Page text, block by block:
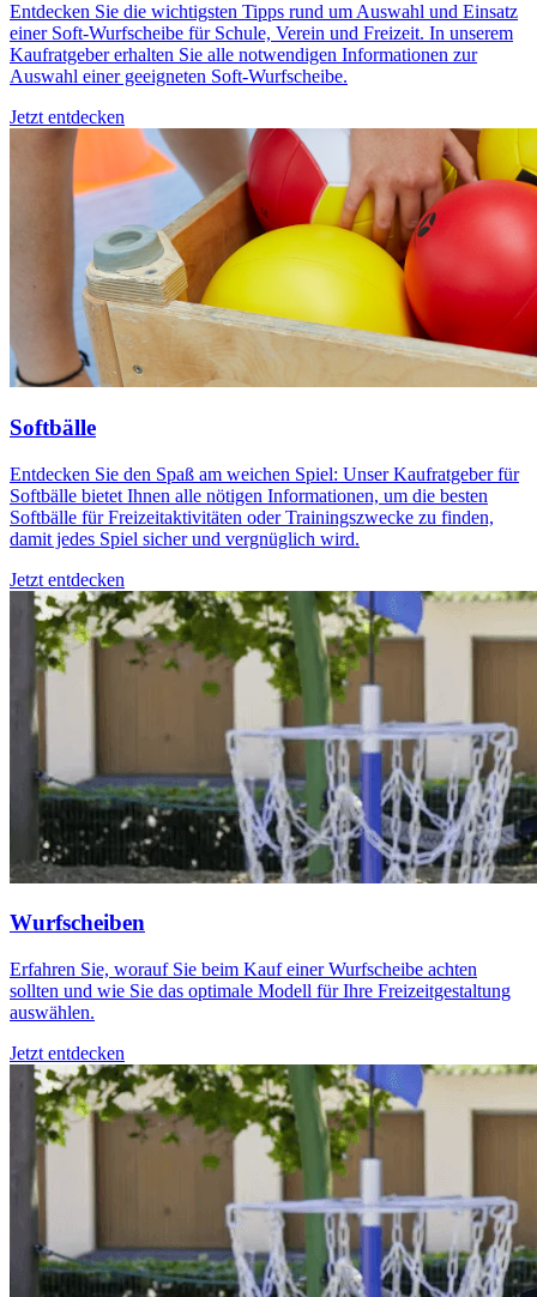
Entdecken Sie die wichtigsten Tipps rund um Auswahl und Einsatz
einer Soft-Wurfscheibe für Schule, Verein und Freizeit. In unserem
Kaufratgeber erhalten Sie alle notwendigen Informationen zur
Auswahl einer geeigneten Soft-Wurfscheibe.
Jetzt entdecken
Softbälle
Entdecken Sie den Spaß am weichen Spiel: Unser Kaufratgeber für
Softbälle bietet Ihnen alle nötigen Informationen, um die besten
Softbälle für Freizeitaktivitäten oder Trainingszwecke zu finden,
damit jedes Spiel sicher und vergnüglich wird.
Jetzt entdecken
Wurfscheiben
Erfahren Sie, worauf Sie beim Kauf einer Wurfscheibe achten
sollten und wie Sie das optimale Modell für Ihre Freizeitgestaltung
auswählen.
Jetzt entdecken